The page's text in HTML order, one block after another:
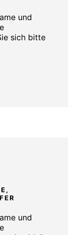
und
sich bitte
und